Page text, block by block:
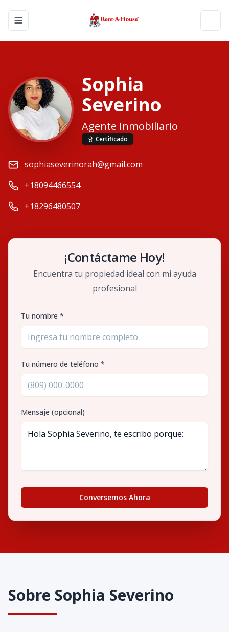
Toggle navigation menu
Sophia
Severino
Agente Inmobiliario
Certificado
sophiaseverinorah@gmail.com
+18094466554
+18296480507
¡Contáctame Hoy!
Encuentra tu propiedad ideal con mi ayuda
profesional
Tu nombre *
Tu número de teléfono *
Mensaje (opcional)
Conversemos Ahora
Sobre Sophia Severino